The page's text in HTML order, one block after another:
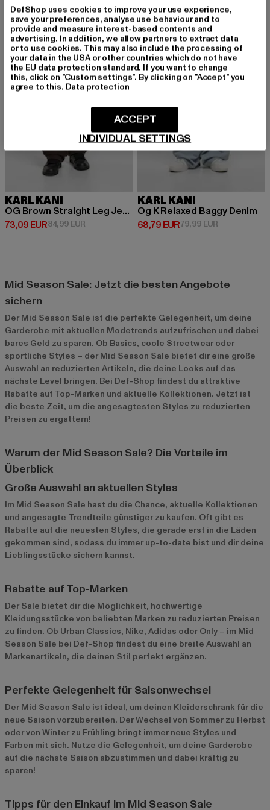
-14%
KARL KANI
OG Brown Straight Leg Jeans
73,09 EUR
Derzeitiger Preis: 73,09 EUR
84,99 EURAktionspreis: 84,99 EUR
-14%
KARL KANI
Og K Relaxed Baggy Denim
68,79 EUR
Derzeitiger Preis: 68,79 EUR
79,99 EURAktionspreis:
Mid Season Sale: Jetzt die besten Angebote
sichern
Der Mid Season Sale ist die perfekte Gelegenheit, um deine
Garderobe mit aktuellen Modetrends aufzufrischen und dabei
bares Geld zu sparen. Ob Basics, coole Streetwear oder
sportliche Styles – der Mid Season Sale bietet dir eine große
Auswahl an reduzierten Artikeln, die deine Looks auf das
nächste Level bringen. Bei Def-Shop findest du attraktive
Rabatte auf Top-Marken und aktuelle Kollektionen. Jetzt ist
die beste Zeit, um die angesagtesten Styles zu reduzierten
Preisen zu ergattern!
Warum der Mid Season Sale? Die Vorteile im
Überblick
Große Auswahl an aktuellen Styles
Im Mid Season Sale hast du die Chance, aktuelle Kollektionen
und angesagte Trendteile günstiger zu kaufen. Oft gibt es
Rabatte auf die neuesten Styles, die gerade erst in die Läden
gekommen sind, sodass du immer up-to-date bist und dir deine
Lieblingsstücke sichern kannst.
Rabatte auf Top-Marken
Der Sale bietet dir die Möglichkeit, hochwertige
Kleidungsstücke von beliebten Marken zu reduzierten Preisen
zu finden. Ob Urban Classics, Nike, Adidas oder Only – im Mid
Season Sale bei Def-Shop findest du eine breite Auswahl an
Markenartikeln, die deinen Stil perfekt ergänzen.
Perfekte Gelegenheit für Saisonwechsel
Der Mid Season Sale ist ideal, um deinen Kleiderschrank für die
neue Saison vorzubereiten. Der Wechsel von Sommer zu Herbst
oder von Winter zu Frühling bringt immer neue Styles und
Farben mit sich. Nutze die Gelegenheit, um deine Garderobe
auf die nächste Saison abzustimmen und dabei kräftig zu
sparen!
Tipps für den Einkauf im Mid Season Sale
DefShop uses cookies to improve your use experience,
save your preferences, analyse use behaviour and to
provide and measure interest-based contents and
advertising. In addition, we allow partners to extract data
or to use cookies. This may also include the processing of
your data in the USA or other countries which do not have
the EU data protection standard. If you want to change
this, click on "Custom settings". By clicking on "Accept" you
agree to this. Data protection
INDIVIDUAL SETTINGS
ACCEPT